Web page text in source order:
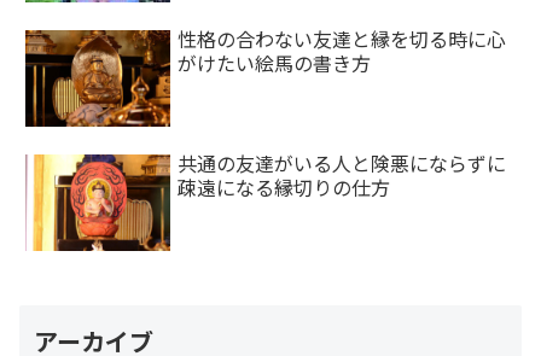
性格の合わない友達と縁を切る時に心
がけたい絵馬の書き方
共通の友達がいる人と険悪にならずに
疎遠になる縁切りの仕方
アーカイブ